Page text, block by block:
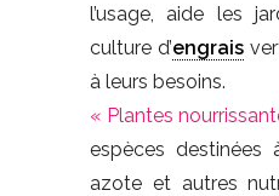
l’usage, aide les
culture d’engrais
à leurs besoins.
« Plantes
espèces destinées
azote et autres